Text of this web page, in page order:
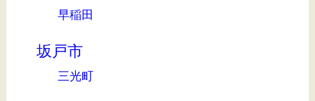
早稲田
坂戸市
三光町